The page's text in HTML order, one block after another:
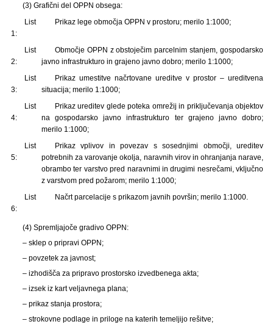
(3) Grafični del OPPN obsega:
List
1:
Prikaz lege območja OPPN v prostoru; merilo 1:1000;
List
2:
Območje OPPN z obstoječim parcelnim stanjem, gospodarsko
javno infrastrukturo in grajeno javno dobro; merilo 1:1000;
List
3:
Prikaz umestitve načrtovane ureditve v prostor – ureditvena
situacija; merilo 1:1000;
List
4:
Prikaz ureditev glede poteka omrežij in priključevanja objektov
na gospodarsko javno infrastrukturo ter grajeno javno dobro;
merilo 1:1000;
List
5:
Prikaz vplivov in povezav s sosednjimi območji, ureditev
potrebnih za varovanje okolja, naravnih virov in ohranjanja narave,
obrambo ter varstvo pred naravnimi in drugimi nesrečami, vključno
z varstvom pred požarom; merilo 1:1000;
List
6:
Načrt parcelacije s prikazom javnih površin; merilo 1:1000.
(4) Spremljajoče gradivo OPPN:
– sklep o pripravi OPPN;
– povzetek za javnost;
– izhodišča za pripravo prostorsko izvedbenega akta;
– izsek iz kart veljavnega plana;
– prikaz stanja prostora;
– strokovne podlage in priloge na katerih temeljijo rešitve;